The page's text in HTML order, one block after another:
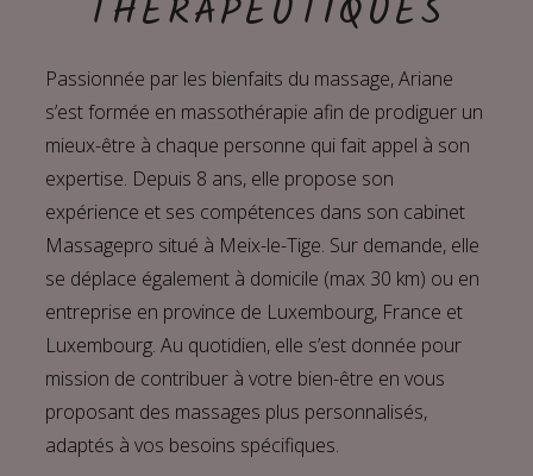
THÉRAPEUTIQUES
Passionnée par les bienfaits du massage, Ariane
s’est formée en massothérapie afin de prodiguer un
mieux-être à chaque personne qui fait appel à son
expertise. Depuis 8 ans, elle propose son
expérience et ses compétences dans son cabinet
Massagepro situé à Meix-le-Tige. Sur demande, elle
se déplace également à domicile (max 30 km) ou en
entreprise en province de Luxembourg, France et
Luxembourg. Au quotidien, elle s’est donnée pour
mission de contribuer à votre bien-être en vous
proposant des massages plus personnalisés,
adaptés à vos besoins spécifiques.